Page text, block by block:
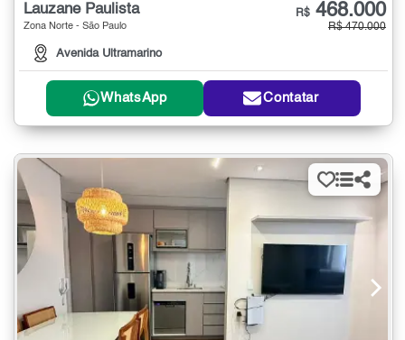
Lauzane Paulista
Zona Norte - São Paulo
Avenida Ultramarino
R$ 468.000
R$ 470.000
WhatsApp Contatar